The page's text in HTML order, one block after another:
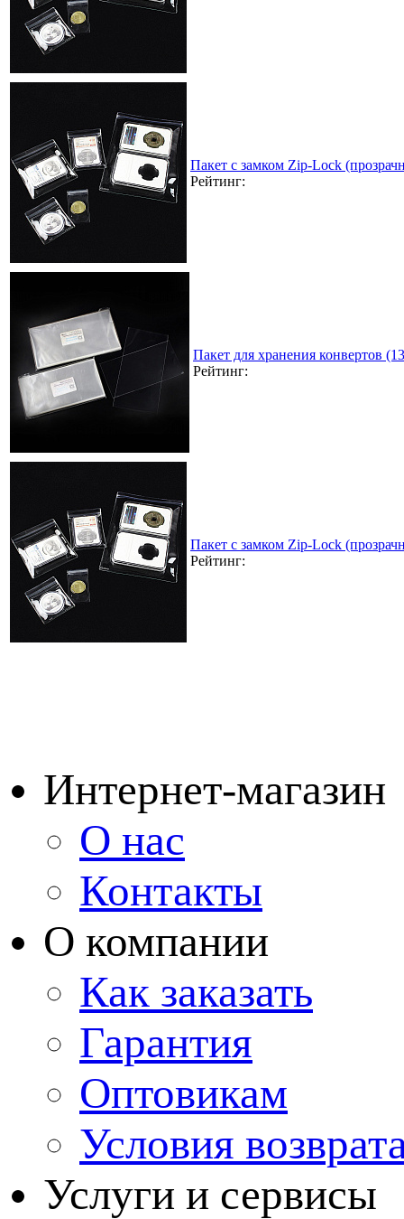
Пакет с замком Zip-Lock
Рейтинг:
Пакет для хранения конвертов
Рейтинг:
Пакет с замком Zip-Lock
Рейтинг:
Интернет-магазин
О нас
Контакты
О компании
Как заказать
Гарантия
Оптовикам
Условия
Услуги и сервисы